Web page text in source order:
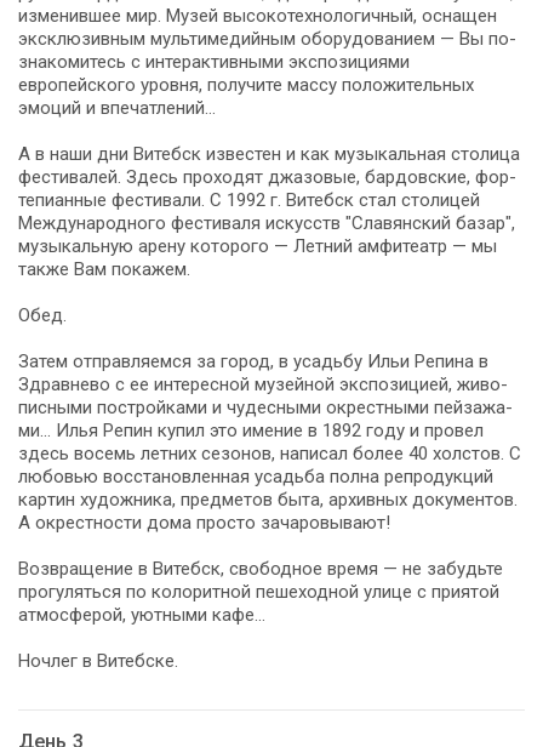
изменившее мир. Музей высокотехнологичный, осна­щен
эксклюзивным мультимедийным оборудованием — Вы по­
зна­ко­ми­тесь с интерактивными экспозициями
европейского уров­ня, получите массу положительных
эмоций и впечатлений…
А в на­ши дни Ви­тебск из­ве­стен и как му­зы­каль­ная столица
фе­сти­ва­лей. Здесь про­хо­дят джа­зо­вые, бар­дов­ские, фор­
те­пи­ан­ные фе­сти­ва­ли. С 1992 г. Ви­тебск стал сто­ли­цей
Меж­ду­на­род­но­го фе­сти­ва­ля ис­кусств "Сла­вян­ский ба­зар",
му­зы­каль­ную аре­ну ко­то­ро­го — Летний ам­фи­те­атр — мы
так­же Вам покажем.
Обед.
За­тем от­прав­ля­ем­ся за го­род, в усадьбу Ильи Репина в
Здравнево с ее ин­те­рес­ной му­зей­ной экс­по­зи­ци­ей, жи­во­
пис­ны­ми по­строй­ка­ми и чу­дес­ны­ми окрест­ны­ми пей­за­жа­
ми… Илья Ре­пин купил это име­ние в 1892 го­ду и про­вел
здесь во­семь летних се­зо­нов, на­пи­сал бо­лее 40 холстов. С
лю­бо­вью восстановленная усадь­ба полна репродукций
кар­тин ху­дож­ни­ка, пред­ме­тов бы­та, ар­хив­ных до­ку­мен­тов.
А окрестности до­ма про­сто зачаровывают!
Воз­вра­ще­ние в Ви­тебск, свободное вре­мя — не забудьте
про­гу­лять­ся по ко­ло­рит­ной пе­ше­ход­ной ули­це с приятой
ат­мо­сфе­рой, уютными ка­фе...
Ноч­лег в Ви­теб­ске.
День 3